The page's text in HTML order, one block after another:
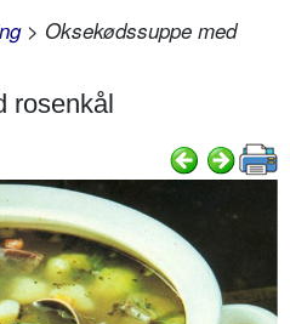
> Oksekødssuppe med
rosenkål